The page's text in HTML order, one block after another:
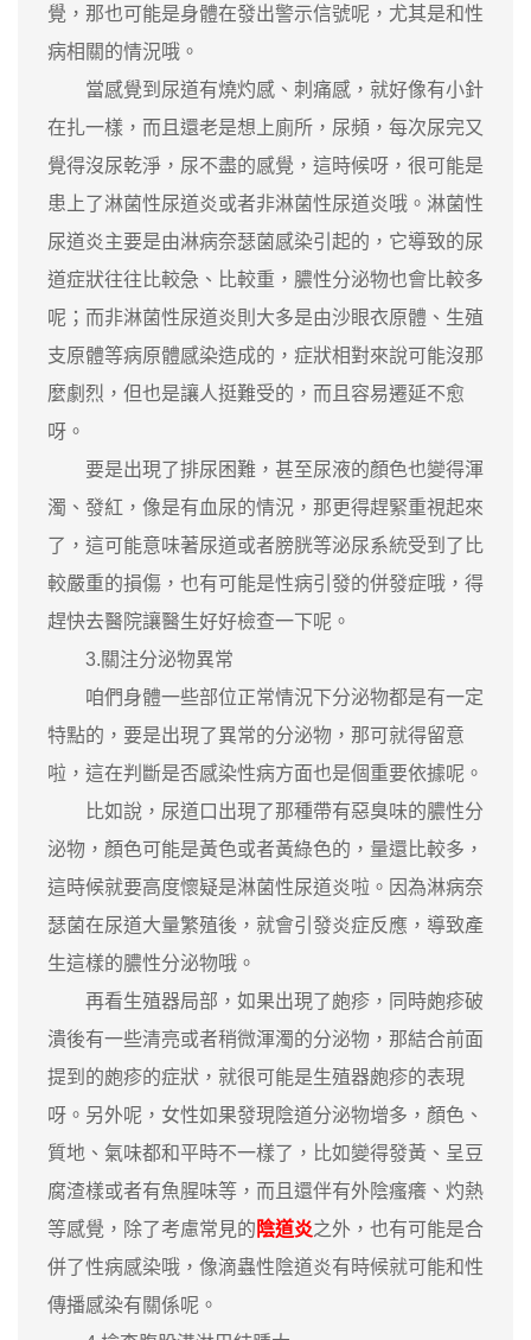
覺，那也可能是身體在發出警示信號呢，尤其是和性
病相關的情況哦。
當感覺到尿道有燒灼感、刺痛感，就好像有小針
在扎一樣，而且還老是想上廁所，尿頻，每次尿完又
覺得沒尿乾淨，尿不盡的感覺，這時候呀，很可能是
患上了淋菌性尿道炎或者非淋菌性尿道炎哦。淋菌性
尿道炎主要是由淋病奈瑟菌感染引起的，它導致的尿
道症狀往往比較急、比較重，膿性分泌物也會比較多
呢；而非淋菌性尿道炎則大多是由沙眼衣原體、生殖
支原體等病原體感染造成的，症狀相對來說可能沒那
麼劇烈，但也是讓人挺難受的，而且容易遷延不愈
呀。
要是出現了排尿困難，甚至尿液的顏色也變得渾
濁、發紅，像是有血尿的情況，那更得趕緊重視起來
了，這可能意味著尿道或者膀胱等泌尿系統受到了比
較嚴重的損傷，也有可能是性病引發的併發症哦，得
趕快去醫院讓醫生好好檢查一下呢。
3.關注分泌物異常
咱們身體一些部位正常情況下分泌物都是有一定
特點的，要是出現了異常的分泌物，那可就得留意
啦，這在判斷是否感染性病方面也是個重要依據呢。
比如說，尿道口出現了那種帶有惡臭味的膿性分
泌物，顏色可能是黃色或者黃綠色的，量還比較多，
這時候就要高度懷疑是淋菌性尿道炎啦。因為淋病奈
瑟菌在尿道大量繁殖後，就會引發炎症反應，導致產
生這樣的膿性分泌物哦。
再看生殖器局部，如果出現了皰疹，同時皰疹破
潰後有一些清亮或者稍微渾濁的分泌物，那結合前面
提到的皰疹的症狀，就很可能是生殖器皰疹的表現
呀。另外呢，女性如果發現陰道分泌物增多，顏色、
質地、氣味都和平時不一樣了，比如變得發黃、呈豆
腐渣樣或者有魚腥味等，而且還伴有外陰瘙癢、灼熱
等感覺，除了考慮常見的 陰道炎之外，也有可能是合
併了性病感染哦，像滴蟲性陰道炎有時候就可能和性
傳播感染有關係呢。